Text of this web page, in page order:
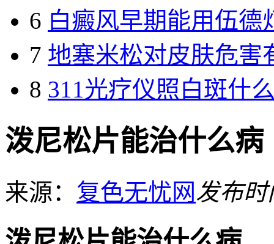
6 白癜风早期能用伍德
7 地塞米松对皮肤危害
8 311光疗仪照白斑什
泼尼松片能治什么病
来源： 复色无忧网发布时